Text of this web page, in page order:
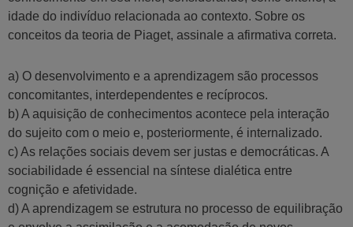
idade do indivíduo relacionada ao contexto. Sobre os
conceitos da teoria de Piaget, assinale a afirmativa correta.
a) O desenvolvimento e a aprendizagem são processos
concomitantes, interdependentes e recíprocos.
b) A aquisição de conhecimentos acontece pela interação
do sujeito com o meio e, posteriormente, é internalizado.
c) As relações sociais devem ser justas e democráticas. A
sociabilidade é essencial na síntese dialética entre
cognição e afetividade.
d) A aprendizagem se estrutura no processo de equilibração